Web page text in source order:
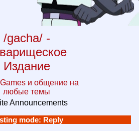
/gacha/ -
Издание
и общение на
любые темы
Announcements
mode: Reply